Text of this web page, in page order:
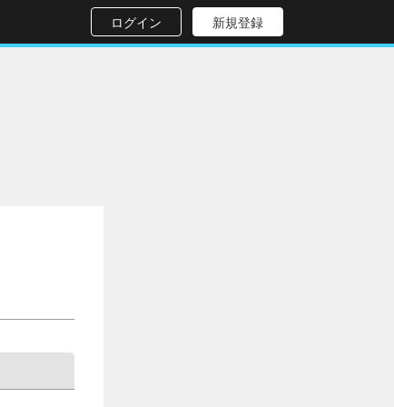
ログイン 新規登録